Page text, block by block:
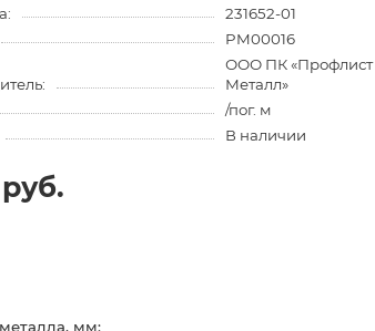
231652-01
PM00016
ООО ПК «Профлист
Металл»
/пог. м
В наличии
мм: